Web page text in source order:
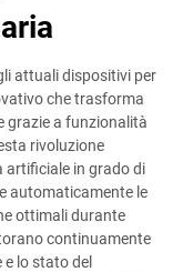
attuali dispositivi per
che trasforma
grazie a funzionalità
rivoluzione
artificiale in grado di
automaticamente le
ottimali durante
continuamente
lo stato del